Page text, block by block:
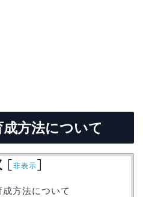
方法について
[非表示]
方法について